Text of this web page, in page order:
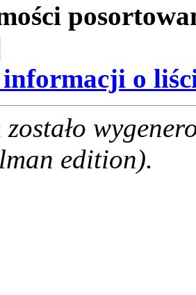
o
edition).